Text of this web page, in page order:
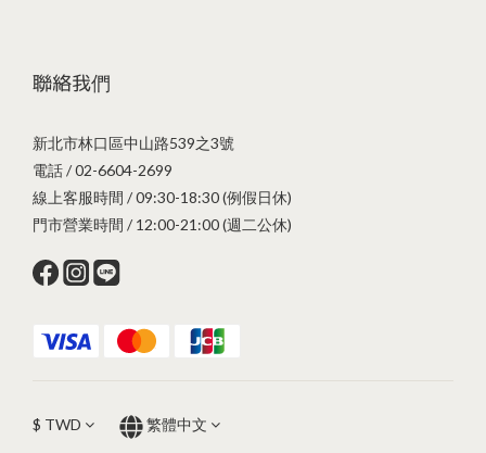
聯絡我們
新北市林口區中山路539之3號
電話 / 02-6604-2699
線上客服時間 / 09:30-18:30 (例假日休)
門市營業時間 / 12:00-21:00 (週二公休)
$ TWD 繁體中文